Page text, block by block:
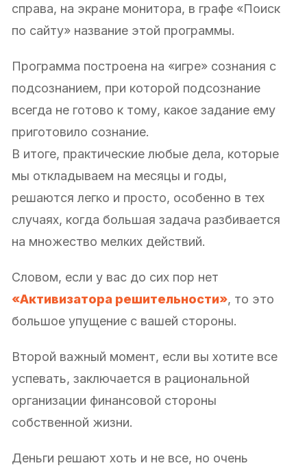
справа, на экране монитора, в графе «Поиск
по сайту» название этой программы.
Программа построена на «игре» сознания с
подсознанием, при которой подсознание
всегда не готово к тому, какое задание ему
приготовило сознание.
В итоге, практические любые дела, которые
мы откладываем на месяцы и годы,
решаются легко и просто, особенно в тех
случаях, когда большая задача разбивается
на множество мелких действий.
Словом, если у вас до сих пор нет
«Активизатора решительности», то это
большое упущение с вашей стороны.
Второй важный момент, если вы хотите все
успевать, заключается в рациональной
организации финансовой стороны
собственной жизни.
Деньги решают хоть и не все, но очень